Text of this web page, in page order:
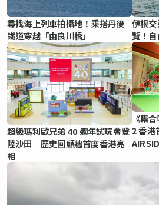
尋找海上列車拍攝地！乘搭丹後
鐵道穿越「由良川橋」
伊根
覽！
超級瑪利歐兄弟 40 週年試玩會登
陸沙田 歷史回顧牆首度香港亮
相
《集
2 香港